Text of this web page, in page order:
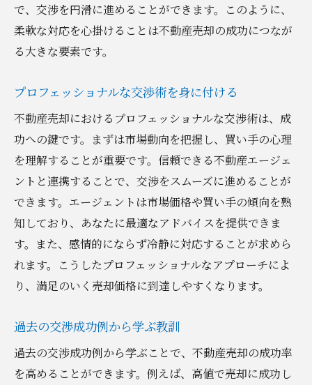
で、交渉を円滑に進めることができます。このように、
柔軟な対応を心掛けることは不動産売却の成功につなが
る大きな要素です。
プロフェッショナルな交渉術を身に付ける
不動産売却におけるプロフェッショナルな交渉術は、成
功への鍵です。まずは市場動向を把握し、買い手の心理
を理解することが重要です。信頼できる不動産エージェ
ントと連携することで、交渉をスムーズに進めることが
できます。エージェントは市場価格や買い手の傾向を熟
知しており、あなたに最適なアドバイスを提供できま
す。また、感情的にならず冷静に対応することが求めら
れます。こうしたプロフェッショナルなアプローチによ
り、満足のいく売却価格に到達しやすくなります。
過去の交渉成功例から学ぶ教訓
過去の交渉成功例から学ぶことで、不動産売却の成功率
を高めることができます。例えば、高値で売却に成功し